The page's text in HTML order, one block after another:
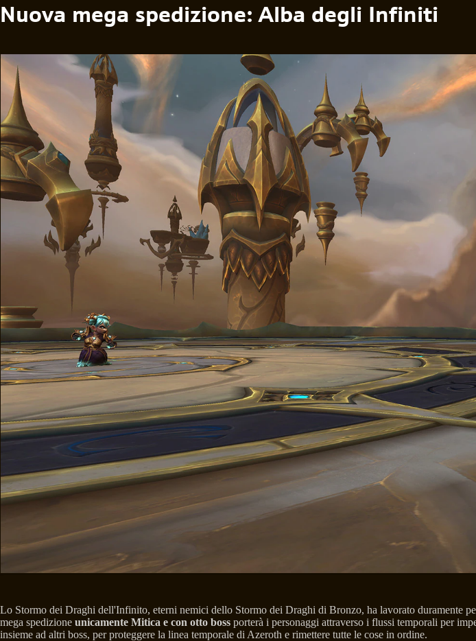
Nuova mega spedizione: Alba degli Infiniti
Lo Stormo dei Draghi dell'Infinito, eterni nemici dello Stormo dei Draghi di Bronzo, ha lavorato duramente
mega spedizione unicamente Mitica e con otto boss porterà i personaggi attraverso i flussi temporali per
insieme ad altri boss, per proteggere la linea temporale di Azeroth e rimettere tutte le cose in ordine.